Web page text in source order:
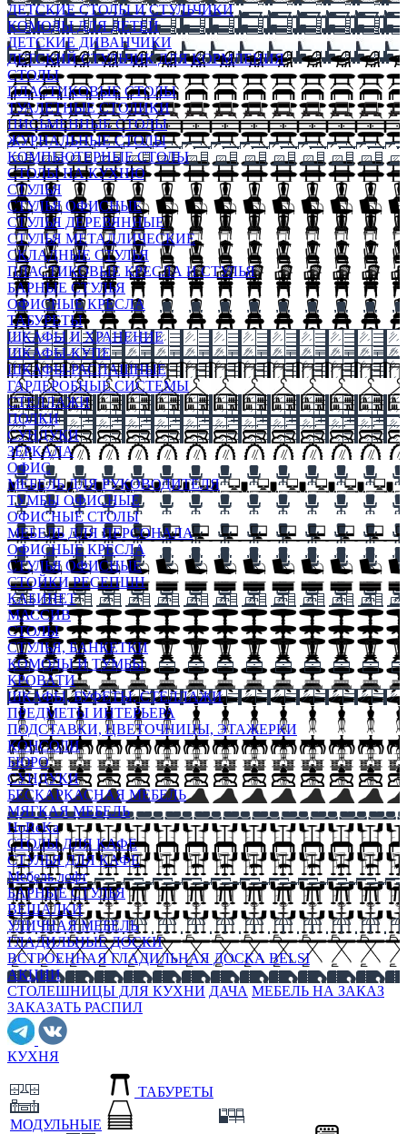
ДЕТСКИЕ СТОЛЫ И СТУЛЬЧИКИ
КОМОДЫ ДЛЯ ДЕТЕЙ
ДЕТСКИЕ ДИВАНЧИКИ
ДЕТСКИЙ СТУЛЬЧИК ДЛЯ КОРМЛЕНИЯ
СТОЛЫ
ПЛАСТИКОВЫЕ СТОЛЫ
ТУАЛЕТНЫЕ СТОЛИКИ
ПИСЬМЕННЫЕ СТОЛЫ
ЖУРНАЛЬНЫЕ СТОЛЫ
КОМПЬЮТЕРНЫЕ СТОЛЫ
СТОЛЫ НА КУХНЮ
СТУЛЬЯ
СТУЛЬЯ ОФИСНЫЕ
СТУЛЬЯ ДЕРЕВЯННЫЕ
СТУЛЬЯ МЕТАЛЛИЧЕСКИЕ
СКЛАДНЫЕ СТУЛЬЯ
ПЛАСТИКОВЫЕ КРЕСЛА И СТУЛЬЯ
БАРНЫЕ СТУЛЬЯ
ОФИСНЫЕ КРЕСЛА
ТАБУРЕТЫ
ШКАФЫ И ХРАНЕНИЕ
ШКАФЫ-КУПЕ
ШКАФЫ-РАСПАШНЫЕ
ГАРДЕРОБНЫЕ СИСТЕМЫ
СТЕЛЛАЖИ
ПОЛКИ
СУНДУКИ
ЗЕРКАЛА
ОФИС
МЕБЕЛЬ ДЛЯ РУКОВОДИТЕЛЯ
ТУМБЫ ОФИСНЫЕ
ОФИСНЫЕ СТОЛЫ
МЕБЕЛЬ ДЛЯ ПЕРСОНАЛА
ОФИСНЫЕ КРЕСЛА
СТУЛЬЯ ОФИСНЫЕ
СТОЙКИ РЕСЕПШН
КАБИНЕТ
МАССИВ
СТОЛЫ
СТУЛЬЯ, БАНКЕТКИ
КОМОДЫ И ТУМБЫ
КРОВАТИ
ШКАФЫ, БУФЕТЫ, СТЕЛЛАЖИ
ПРЕДМЕТЫ ИНТЕРЬЕРА
ПОДСТАВКИ, ЦВЕТОЧНИЦЫ, ЭТАЖЕРКИ
КОНСОЛИ
БЮРО
СУНДУКИ
БЕСКАРКАСНАЯ МЕБЕЛЬ
МЯГКАЯ МЕБЕЛЬ
HoReKa
СТОЛЫ ДЛЯ КАФЕ
СТУЛЬЯ ДЛЯ КАФЕ
Мебель лофт
БАРНЫЕ СТУЛЬЯ
ВЕШАЛКИ
УЛИЧНАЯ МЕБЕЛЬ
ГЛАДИЛЬНЫЕ ДОСКИ
ВСТРОЕННАЯ ГЛАДИЛЬНАЯ ДОСКА BELSI
АКЦИИ
СТОЛЕШНИЦЫ ДЛЯ КУХНИ ДАЧА МЕБЕЛЬ НА ЗАКАЗ
ЗАКАЗАТЬ РАСПИЛ
КУХНЯ
МОДУЛЬНЫЕ
ТАБУРЕТЫ